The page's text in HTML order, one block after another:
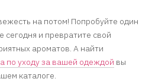
на потом! Попробуйте один
сегодня и превратите свой
ароматов. А найти
по уходу за вашей одеждой вы
каталоге.